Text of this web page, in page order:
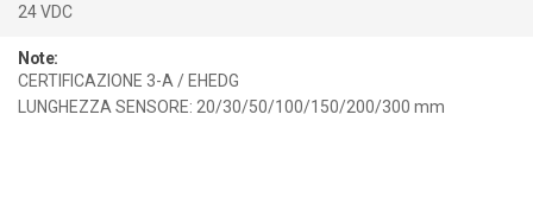
24 VDC
Note:
CERTIFICAZIONE 3-A / EHEDG
LUNGHEZZA SENSORE: 20/30/50/100/150/200/300 mm